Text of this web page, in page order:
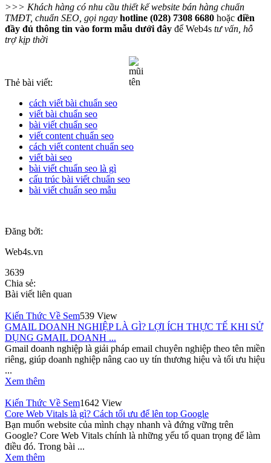
>>> Khách hàng có nhu cầu thiết kế website bán hàng chuẩn
TMĐT, chuẩn SEO, gọi ngay hotline (028) 7308 6680 hoặc điền
đầy đủ thông tin vào form mẫu dưới đây để Web4s tư vấn, hỗ
trợ kịp thời
Thẻ bài viết:
cách viết bài chuẩn seo
viết bài chuẩn seo
bài viết chuẩn seo
viết content chuẩn seo
cách viết content chuẩn seo
viết bài seo
bài viết chuẩn seo là gì
cấu trúc bài viết chuẩn seo
bài viết chuẩn seo mẫu
Đăng bởi:
Web4s.vn
3639
Chia sẻ:
Bài viết liên quan
Kiến Thức Về Sem539 View
GMAIL DOANH NGHIỆP LÀ GÌ? LỢI ÍCH THỰC TẾ KHI SỬ
DỤNG GMAIL DOANH ...
Gmail doanh nghiệp là giải pháp email chuyên nghiệp theo tên miền
riêng, giúp doanh nghiệp nâng cao uy tín thương hiệu và tối ưu hiệu
...
Xem thêm
Kiến Thức Về Sem1642 View
Core Web Vitals là gì? Cách tối ưu để lên top Google
Bạn muốn website của mình chạy nhanh và đứng vững trên
Google? Core Web Vitals chính là những yếu tố quan trọng để làm
điều đó. Trong bài ...
Xem thêm